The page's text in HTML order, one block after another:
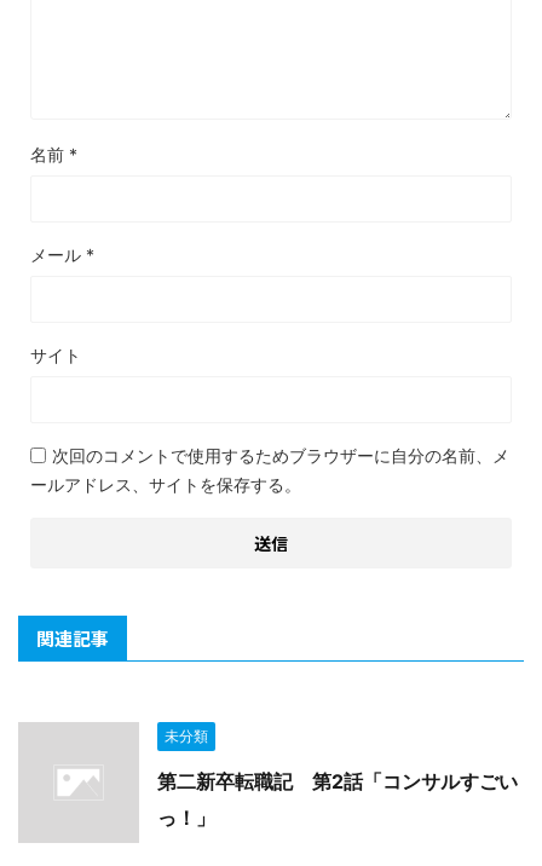
名前 *
メール *
サイト
次回のコメントで使用するためブラウザーに自分の名前、メ
ールアドレス、サイトを保存する。
関連記事
未分類
第二新卒転職記 第2話「コンサルすごい
っ！」